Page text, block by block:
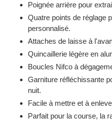
Poignée arrière pour
Quatre points de réglage
personnalisé.
Attaches de laisse à
Quincaillerie légère en
Boucles Nifco à
Garniture réfléchissante
nuit.
Facile à mettre et à
Parfait pour la course, la